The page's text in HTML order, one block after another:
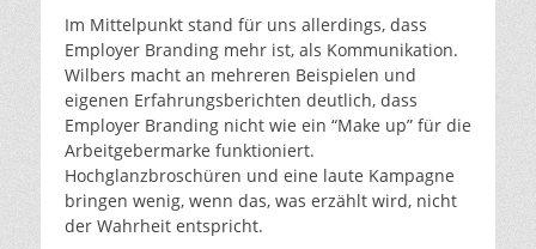
Im Mittelpunkt stand für uns allerdings, dass
Employer Branding mehr ist, als Kommunikation.
Wilbers macht an mehreren Beispielen und
eigenen Erfahrungsberichten deutlich, dass
Employer Branding nicht wie ein “Make up” für die
Arbeitgebermarke funktioniert.
Hochglanzbroschüren und eine laute Kampagne
bringen wenig, wenn das, was erzählt wird, nicht
der Wahrheit entspricht.